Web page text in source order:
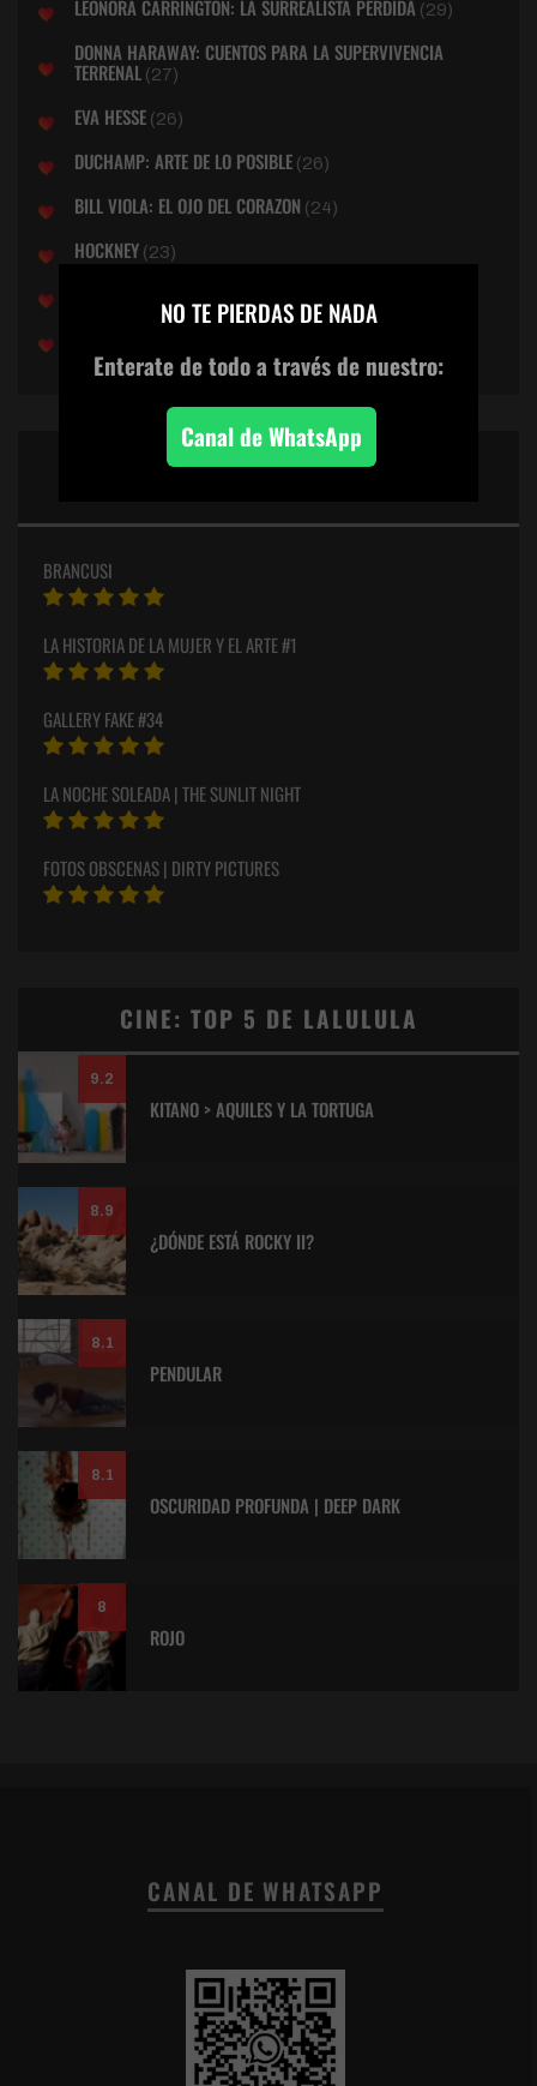
LEONORA CARRINGTON: LA SURREALISTA PERDIDA (29)
DONNA HARAWAY: CUENTOS PARA LA SUPERVIVENCIA
TERRENAL (27)
EVA HESSE (26)
DUCHAMP: ARTE DE LO POSIBLE (26)
BILL VIOLA: EL OJO DEL CORAZON (24)
HOCKNEY (23)
PUNTUACIONES ESTELARES
BRANCUSI
LA HISTORIA DE LA MUJER Y EL ARTE #1
GALLERY FAKE #34
LA NOCHE SOLEADA | THE SUNLIT NIGHT
FOTOS OBSCENAS | DIRTY PICTURES
CINE: TOP 5 DE LALULULA
9.2
KITANO > AQUILES Y LA TORTUGA
8.9
¿DÓNDE ESTÁ ROCKY II?
8.1
PENDULAR
8.1
OSCURIDAD PROFUNDA | DEEP DARK
8
ROJO
CANAL DE WHATSAPP
NO TE PIERDAS DE NADA
Enterate de todoa través de nuestro:
Canal de WhatsApp